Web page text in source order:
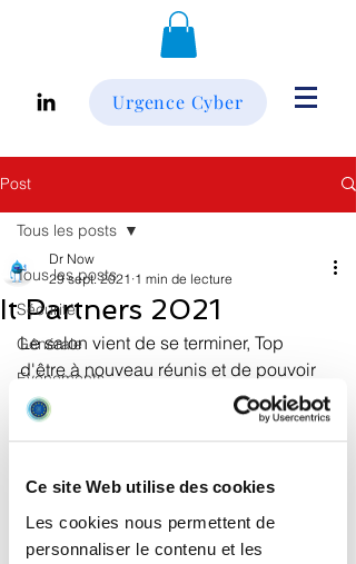
Ce site Web utilise des cookies
Les cookies nous permettent de
personnaliser le contenu et les
Urgence Cyber
Post
Tous les posts
Sécurité
Générale
Evénements
Infos
Solutions
Microsoft 365
Ateliers
RGPD
Tous les posts
It Partners 2021
Dr Now
29 sept. 2021 1 min de lecture
Le salon vient de se terminer, Top
d'être à nouveau réunis et de pouvoir
échanger avec nos partenaires.